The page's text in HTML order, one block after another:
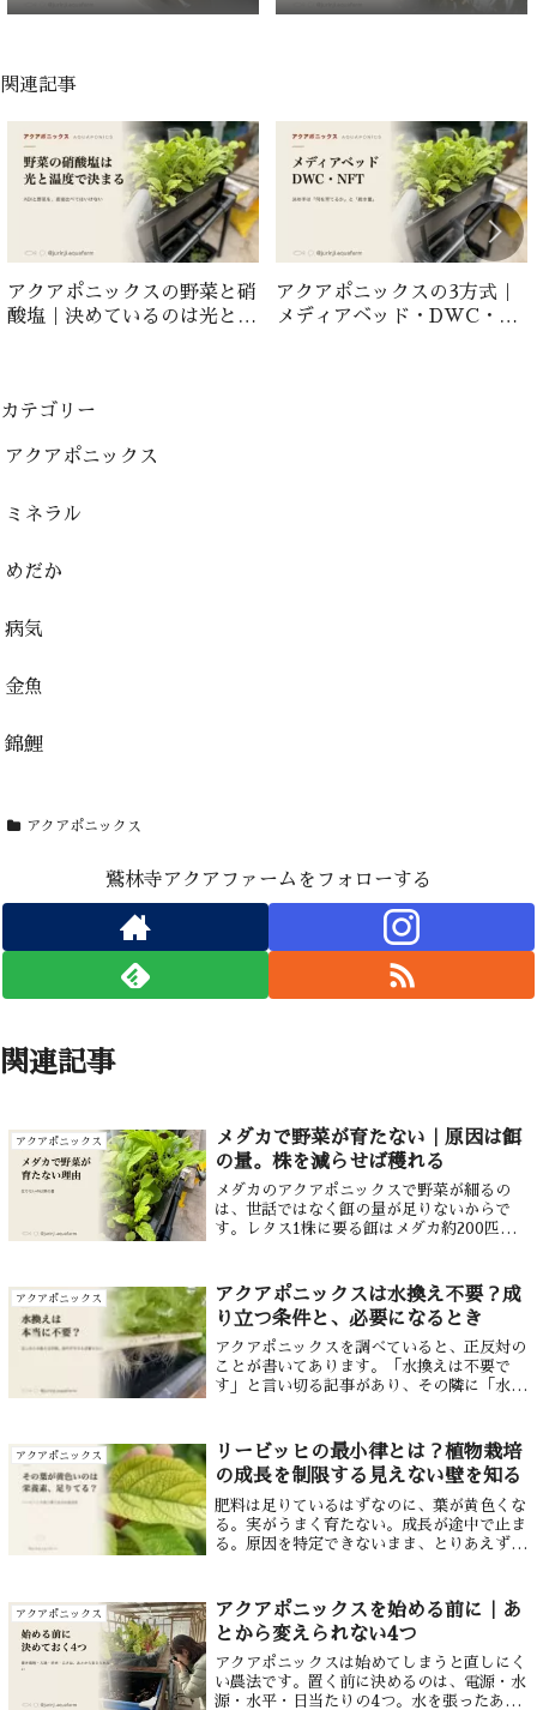
どこを見るか
関連記事
アクアポニックスの野菜と硝
酸塩｜決めているのは光と温
アクアポニックスの3方式｜
メディアベッド・DWC・
カテゴリー
アクアポニックス
ミネラル
めだか
病気
金魚
錦鯉
アクアポニックス
鷲林寺アクアファームをフォローする
関連記事
アクアポニックス
メダカで野菜が育たない｜原因は餌
の量。株を減らせば穫れる
メダカのアクアポニックスで野菜が細るの
は、世話ではなく餌の量が足りないからで
す。レタス1株に要る餌はメダカ約200匹ぶ
アクアポニックス
アクアポニックスは水換え不要？成
り立つ条件と、必要になるとき
アクアポニックスを調べていると、正反対の
ことが書いてあります。「水換えは不要で
す」と言い切る記事があり、その隣に「水換
要らないし、崩れれば要ります。困るのは、
そ...
アクアポニックス
リービッヒの最小律とは？植物栽培
の成長を制限する見えない壁を知る
肥料は足りているはずなのに、葉が黄色くな
る。実がうまく育たない。成長が途中で止ま
る。原因を特定できないまま、とりあえず肥
素の「量」ではなく「バランス」にあるから
で...
アクアポニックス
アクアポニックスを始める前に｜あ
とから変えられない4つ
アクアポニックスは始めてしまうと直しにく
い農法です。置く前に決めるのは、電源・水
源・水平・日当たりの4つ。水を張ったあと